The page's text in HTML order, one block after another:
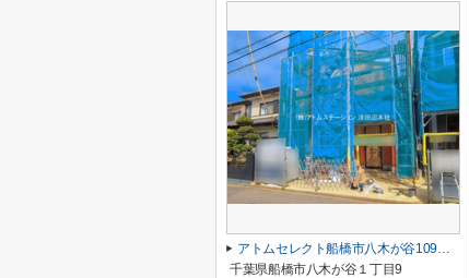
アトムセレクト船橋市八木が谷109 2棟 2号棟
千葉県船橋市八木が谷１丁目9